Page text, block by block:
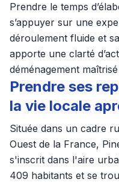
Prendre le temps
s’appuyer sur une
déroulement fluide et
apporte une clarté
déménagement
Prendre ses
la vie locale
Située dans un cadre
Ouest de la France,
s'inscrit dans l'aire
409 habitants et se